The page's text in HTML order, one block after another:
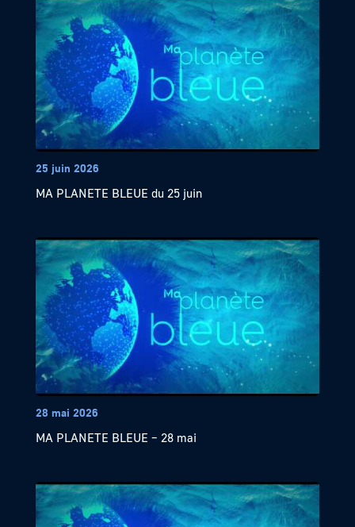
25 juin 2026
MA PLANETE BLEUE du 25 juin
28 mai 2026
MA PLANETE BLEUE – 28 mai